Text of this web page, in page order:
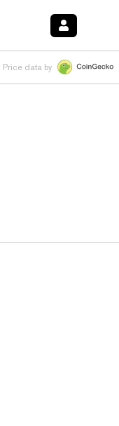
0.80%HYPE $53.98 -
Price data by